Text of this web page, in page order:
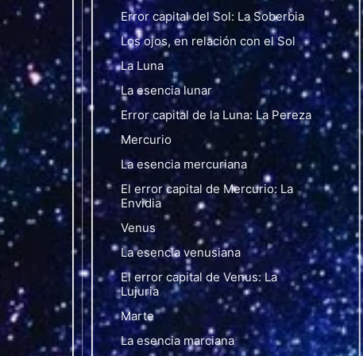
Error capital del Sol: La Soberbia
Los ojos, en relación con el Sol
La Luna
La esencia lunar
Error capital de la Luna: La Pereza
Mercurio
La esencia mercuriana
El error capital de Mercurio: La
Envidia
Venus
La esencia venusiana
El error capital de Venus: La
Lujuria
Marte
La esencia marciana